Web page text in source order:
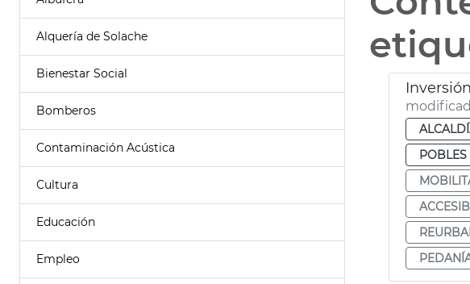
Alquería de Solache
Bienestar Social
Bomberos
Contaminación Acústica
Cultura
Educación
Empleo